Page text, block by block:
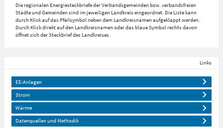
Die regionalen Energiesteckbriefe der Verbandsgemeinden bzw. verbandsfreien
Städte und Gemeinden sind im jeweiligen Landkreis eingeordnet. Die Liste kann
durch Klick auf das Pfeilsymbol neben dem Landkreisnamen aufgeklappt werden.
Durch Klick direkt auf den Landkreisnamen oder das blaue Symbol rechts davon
öffnet sich der Steckbrief des Landkreises.
Links
EE-Anlagen
Strom
Wärme
Datenquellen und Methodik